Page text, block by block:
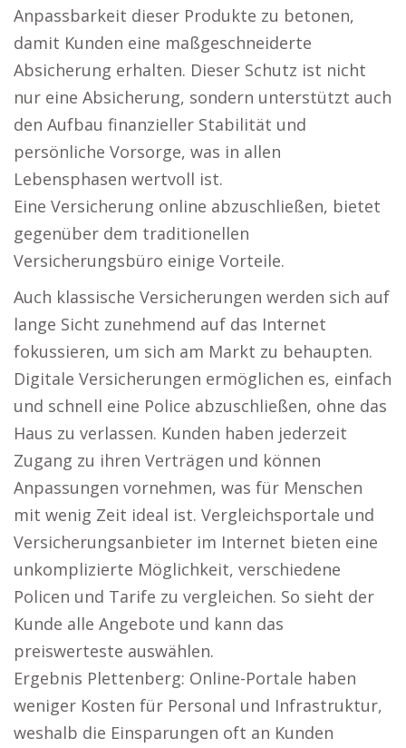
Anpassbarkeit dieser Produkte zu betonen,
damit Kunden eine maßgeschneiderte
Absicherung erhalten. Dieser Schutz ist nicht
nur eine Absicherung, sondern unterstützt auch
den Aufbau finanzieller Stabilität und
persönliche Vorsorge, was in allen
Lebensphasen wertvoll ist.
Eine Versicherung online abzuschließen, bietet
gegenüber dem traditionellen
Versicherungsbüro einige Vorteile.
Auch klassische Versicherungen werden sich auf
lange Sicht zunehmend auf das Internet
fokussieren, um sich am Markt zu behaupten.
Digitale Versicherungen ermöglichen es, einfach
und schnell eine Police abzuschließen, ohne das
Haus zu verlassen. Kunden haben jederzeit
Zugang zu ihren Verträgen und können
Anpassungen vornehmen, was für Menschen
mit wenig Zeit ideal ist. Vergleichsportale und
Versicherungsanbieter im Internet bieten eine
unkomplizierte Möglichkeit, verschiedene
Policen und Tarife zu vergleichen. So sieht der
Kunde alle Angebote und kann das
preiswerteste auswählen.
Ergebnis Plettenberg: Online-Portale haben
weniger Kosten für Personal und Infrastruktur,
weshalb die Einsparungen oft an Kunden